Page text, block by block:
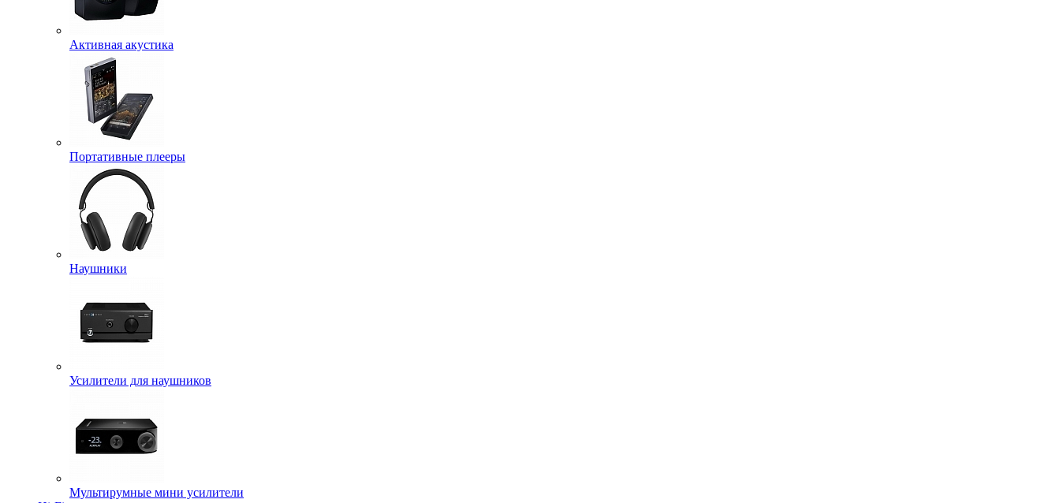
Активная акустика
Портативные плееры
Наушники
Усилители для наушников
Мультирумные мини усилители